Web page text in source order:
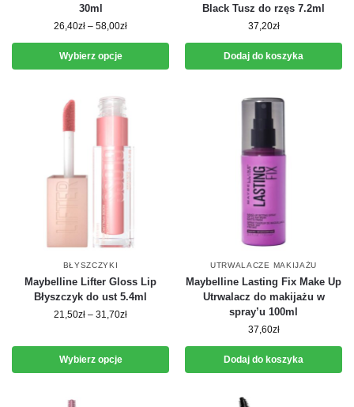
30ml
26,40zł – 58,00zł
Wybierz opcje
Black Tusz do rzęs 7.2ml
37,20zł
Dodaj do koszyka
BŁYSZCZYKI
Maybelline Lifter Gloss Lip
Błyszczyk do ust 5.4ml
21,50zł – 31,70zł
Wybierz opcje
UTRWALACZE MAKIJAŻU
Maybelline Lasting Fix Make Up
Utrwalacz do makijażu w
spray’u 100ml
37,60zł
Dodaj do koszyka